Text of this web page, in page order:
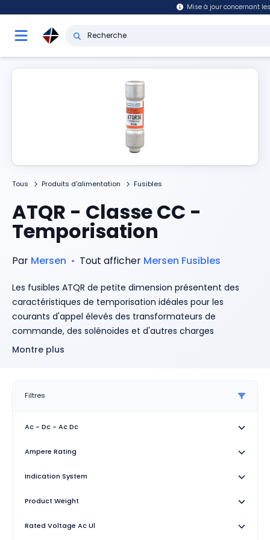
Mise à jour concernant
Tous Produits d'alimentation Fusibles
ATQR - Classe CC -
Temporisation
Par Mersen • Tout afficher Mersen Fusibles
Les fusibles ATQR de petite dimension présentent des
caractéristiques de temporisation idéales pour les
courants d'appel élevés des transformateurs de
commande, des solénoïdes et d'autres charges
inductives similaires. Les fusibles Amp-Trap 2000 ATQR de
Caractéristiques
transformateurs de commande sans ouverture
courant de fuite de crête
La conception de type rejet permet d'éviter les
les blocs-fusibles recommandés).
Montre plus
Filtres
Ac - Dc - Ac Dc
Ampere Rating
Indication System
Product Weight
Rated Voltage Ac Ul